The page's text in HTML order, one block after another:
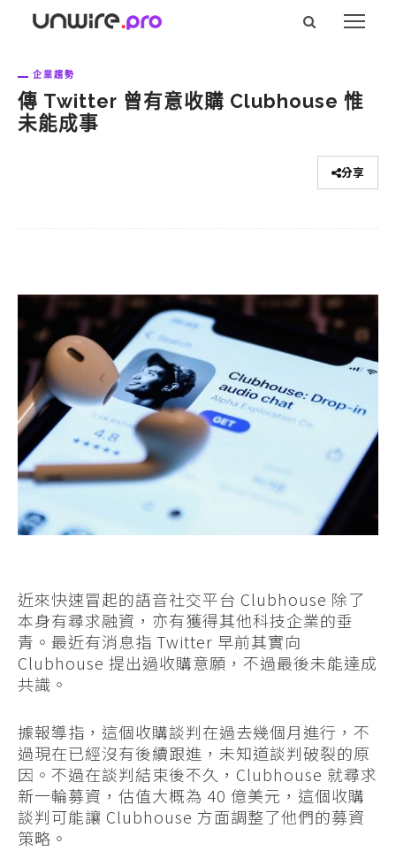
企業趨勢
傳 Twitter 曾有意收購 Clubhouse 惟
未能成事
分享
近來快速冒起的語音社交平台 Clubhouse 除了
本身有尋求融資，亦有獲得其他科技企業的垂
青。最近有消息指 Twitter 早前其實向
Clubhouse 提出過收購意願，不過最後未能達成
共識。
據報導指，這個收購談判在過去幾個月進行，不
過現在已經沒有後續跟進，未知道談判破裂的原
因。不過在談判結束後不久，Clubhouse 就尋求
新一輪募資，估值大概為 40 億美元，這個收購
談判可能讓 Clubhouse 方面調整了他們的募資
策略。